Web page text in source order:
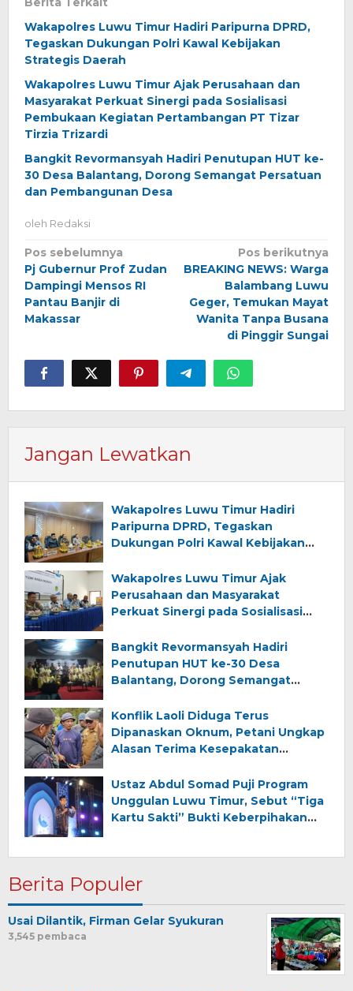
Wakapolres Luwu Timur Hadiri Paripurna DPRD,
Tegaskan Dukungan Polri Kawal Kebijakan
Strategis Daerah
Wakapolres Luwu Timur Ajak Perusahaan dan
Masyarakat Perkuat Sinergi pada Sosialisasi
Pembukaan Kegiatan Pertambangan PT Tizar
Tirzia Trizardi
Bangkit Revormansyah Hadiri Penutupan HUT ke-
30 Desa Balantang, Dorong Semangat Persatuan
dan Pembangunan Desa
oleh Redaksi
Navigasi
pos
Pos sebelumnya
Pj Gubernur Prof Zudan
Dampingi Mensos RI
Pantau Banjir di
Makassar
Pos berikutnya
BREAKING NEWS: Warga
Balambang Luwu
Geger, Temukan Mayat
Wanita Tanpa Busana
di Pinggir Sungai
Jangan Lewatkan
Wakapolres Luwu Timur Hadiri
Paripurna DPRD, Tegaskan
Dukungan Polri Kawal Kebijakan
Wakapolres Luwu Timur Ajak
Perusahaan dan Masyarakat
Perkuat Sinergi pada Sosialisasi
Pertambangan PT Tizar Tirzia
Trizardi
Bangkit Revormansyah Hadiri
Penutupan HUT ke-30 Desa
Balantang, Dorong Semangat
Konflik Laoli Diduga Terus
Dipanaskan Oknum, Petani Ungkap
Alasan Terima Kesepakatan
Ustaz Abdul Somad Puji Program
Unggulan Luwu Timur, Sebut “Tiga
Kartu Sakti” Bukti Keberpihakan
Berita Populer
Usai Dilantik, Firman Gelar Syukuran
3,545 pembaca